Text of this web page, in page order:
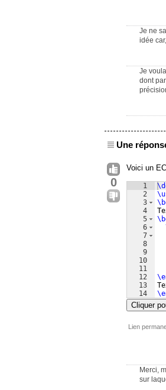
Je ne
idée
Je
dont
Une
0
Voici un
1
2
3
4
5
6
7
8
9
10
11
12
13
14
Cliquer
Lien
Merci,
sur